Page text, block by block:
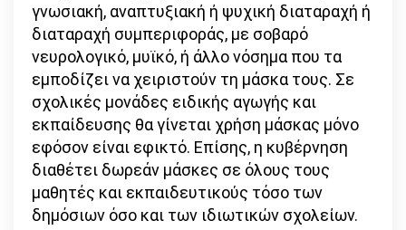
γνωσιακή, αναπτυξιακή ή ψυχική διαταραχή ή
διαταραχή συμπεριφοράς, με σοβαρό
νευρολογικό, μυϊκό, ή άλλο νόσημα που τα
εμποδίζει να χειριστούν τη μάσκα τους. Σε
σχολικές μονάδες ειδικής αγωγής και
εκπαίδευσης θα γίνεται χρήση μάσκας μόνο
εφόσον είναι εφικτό. Επίσης, η κυβέρνηση
διαθέτει δωρεάν μάσκες σε όλους τους
μαθητές και εκπαιδευτικούς τόσο των
δημόσιων όσο και των ιδιωτικών σχολείων.